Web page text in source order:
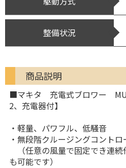
整備状況
商品説明
■マキタ 充電式ブロワー
2、充電器付】
・軽量、パワフル、低騒音
・無段階クルージングコントロ
（任意の風量で固定でき連
も可能です）